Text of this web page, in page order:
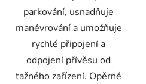
parkování, usnadňuje
manévrování a umožňuje
rychlé připojení a
odpojení přívěsu od
tažného zařízení. Opěrné